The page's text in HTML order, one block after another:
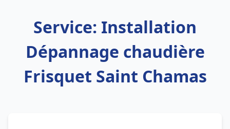
Service: Installation
Dépannage chaudière
Frisquet Saint Chamas